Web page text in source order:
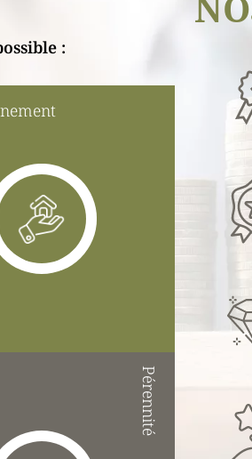
:
Pérennité